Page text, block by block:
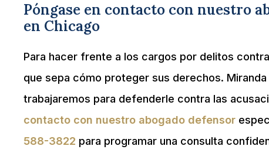
Póngase en contacto con nuestro
en Chicago
Para hacer frente a los cargos por delitos
que sepa cómo proteger sus derechos.
trabajaremos para defenderle contra las
contacto con nuestro abogado defensor
588-3822 para programar una consulta